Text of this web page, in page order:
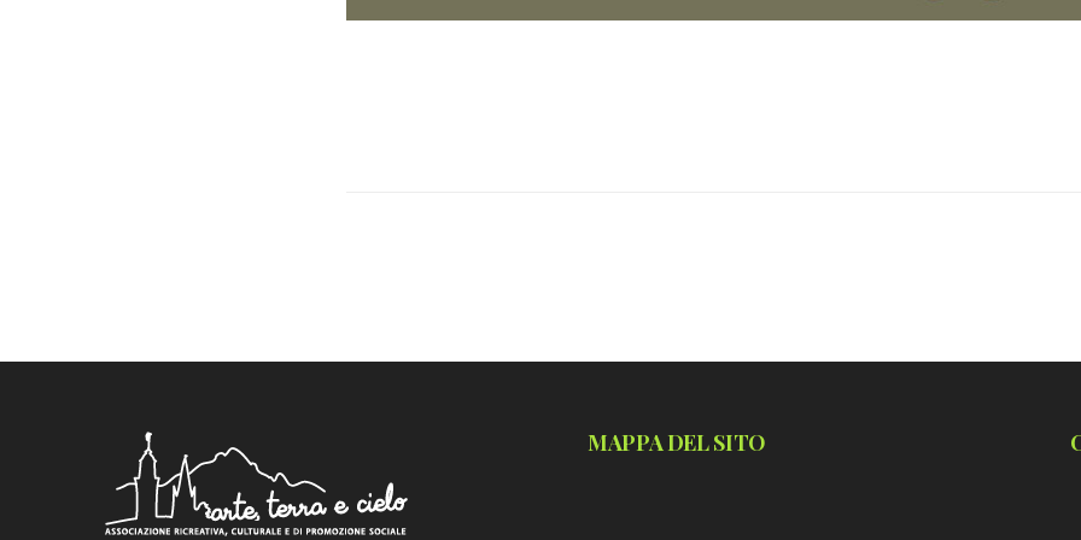
MAPPA DEL SITO